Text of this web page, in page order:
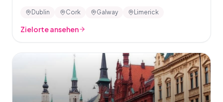
Dublin Cork Galway Limerick
Zielorte ansehen